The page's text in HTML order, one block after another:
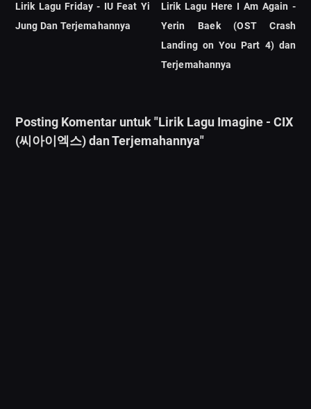
Lirik Lagu Friday - IU Feat Yi
Jung Dan Terjemahannya
Lirik Lagu Here I Am Again -
Yerin Baek (OST Crash
Landing on You Part 4) dan
Terjemahannya
Posting Komentar untuk "Lirik Lagu Imagine - CIX
(씨아이엑스) dan Terjemahannya"